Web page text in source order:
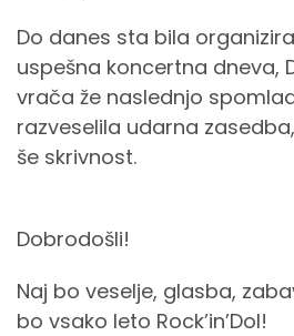
Do danes sta bila
uspešna koncertna dneva,
vrača že naslednjo
razveselila udarna
še skrivnost.
Dobrodošli!
Naj bo veselje, glasba,
bo vsako leto Rock’in’Dol!